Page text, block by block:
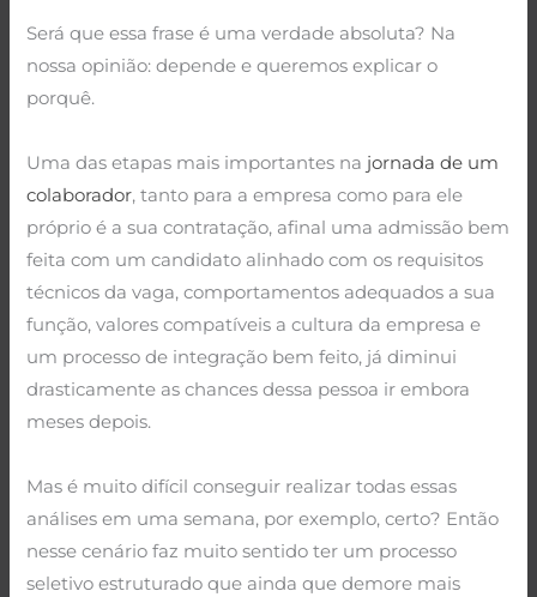
Será que essa frase é uma verdade absoluta? Na
nossa opinião: depende e queremos explicar o
porquê.
Uma das etapas mais importantes na jornada de um
colaborador, tanto para a empresa como para ele
próprio é a sua contratação, afinal uma admissão bem
feita com um candidato alinhado com os requisitos
técnicos da vaga, comportamentos adequados a sua
função, valores compatíveis a cultura da empresa e
um processo de integração bem feito, já diminui
drasticamente as chances dessa pessoa ir embora
meses depois.
Mas é muito difícil conseguir realizar todas essas
análises em uma semana, por exemplo, certo? Então
nesse cenário faz muito sentido ter um processo
seletivo estruturado que ainda que demore mais